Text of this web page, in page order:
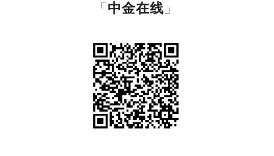
「中金在线 」